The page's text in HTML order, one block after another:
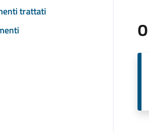
trattati